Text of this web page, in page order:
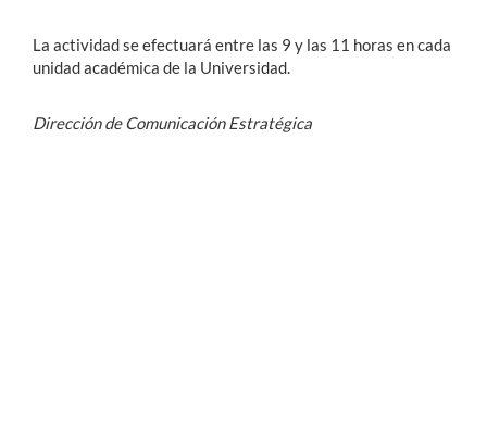
La actividad se efectuará entre las 9 y las 11 horas en cada
unidad académica de la Universidad.
Dirección de Comunicación Estratégica